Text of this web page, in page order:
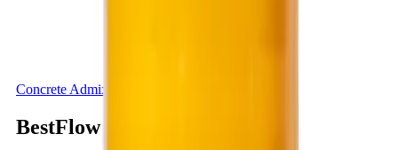
Concrete Admixtures
BestFlow R324B